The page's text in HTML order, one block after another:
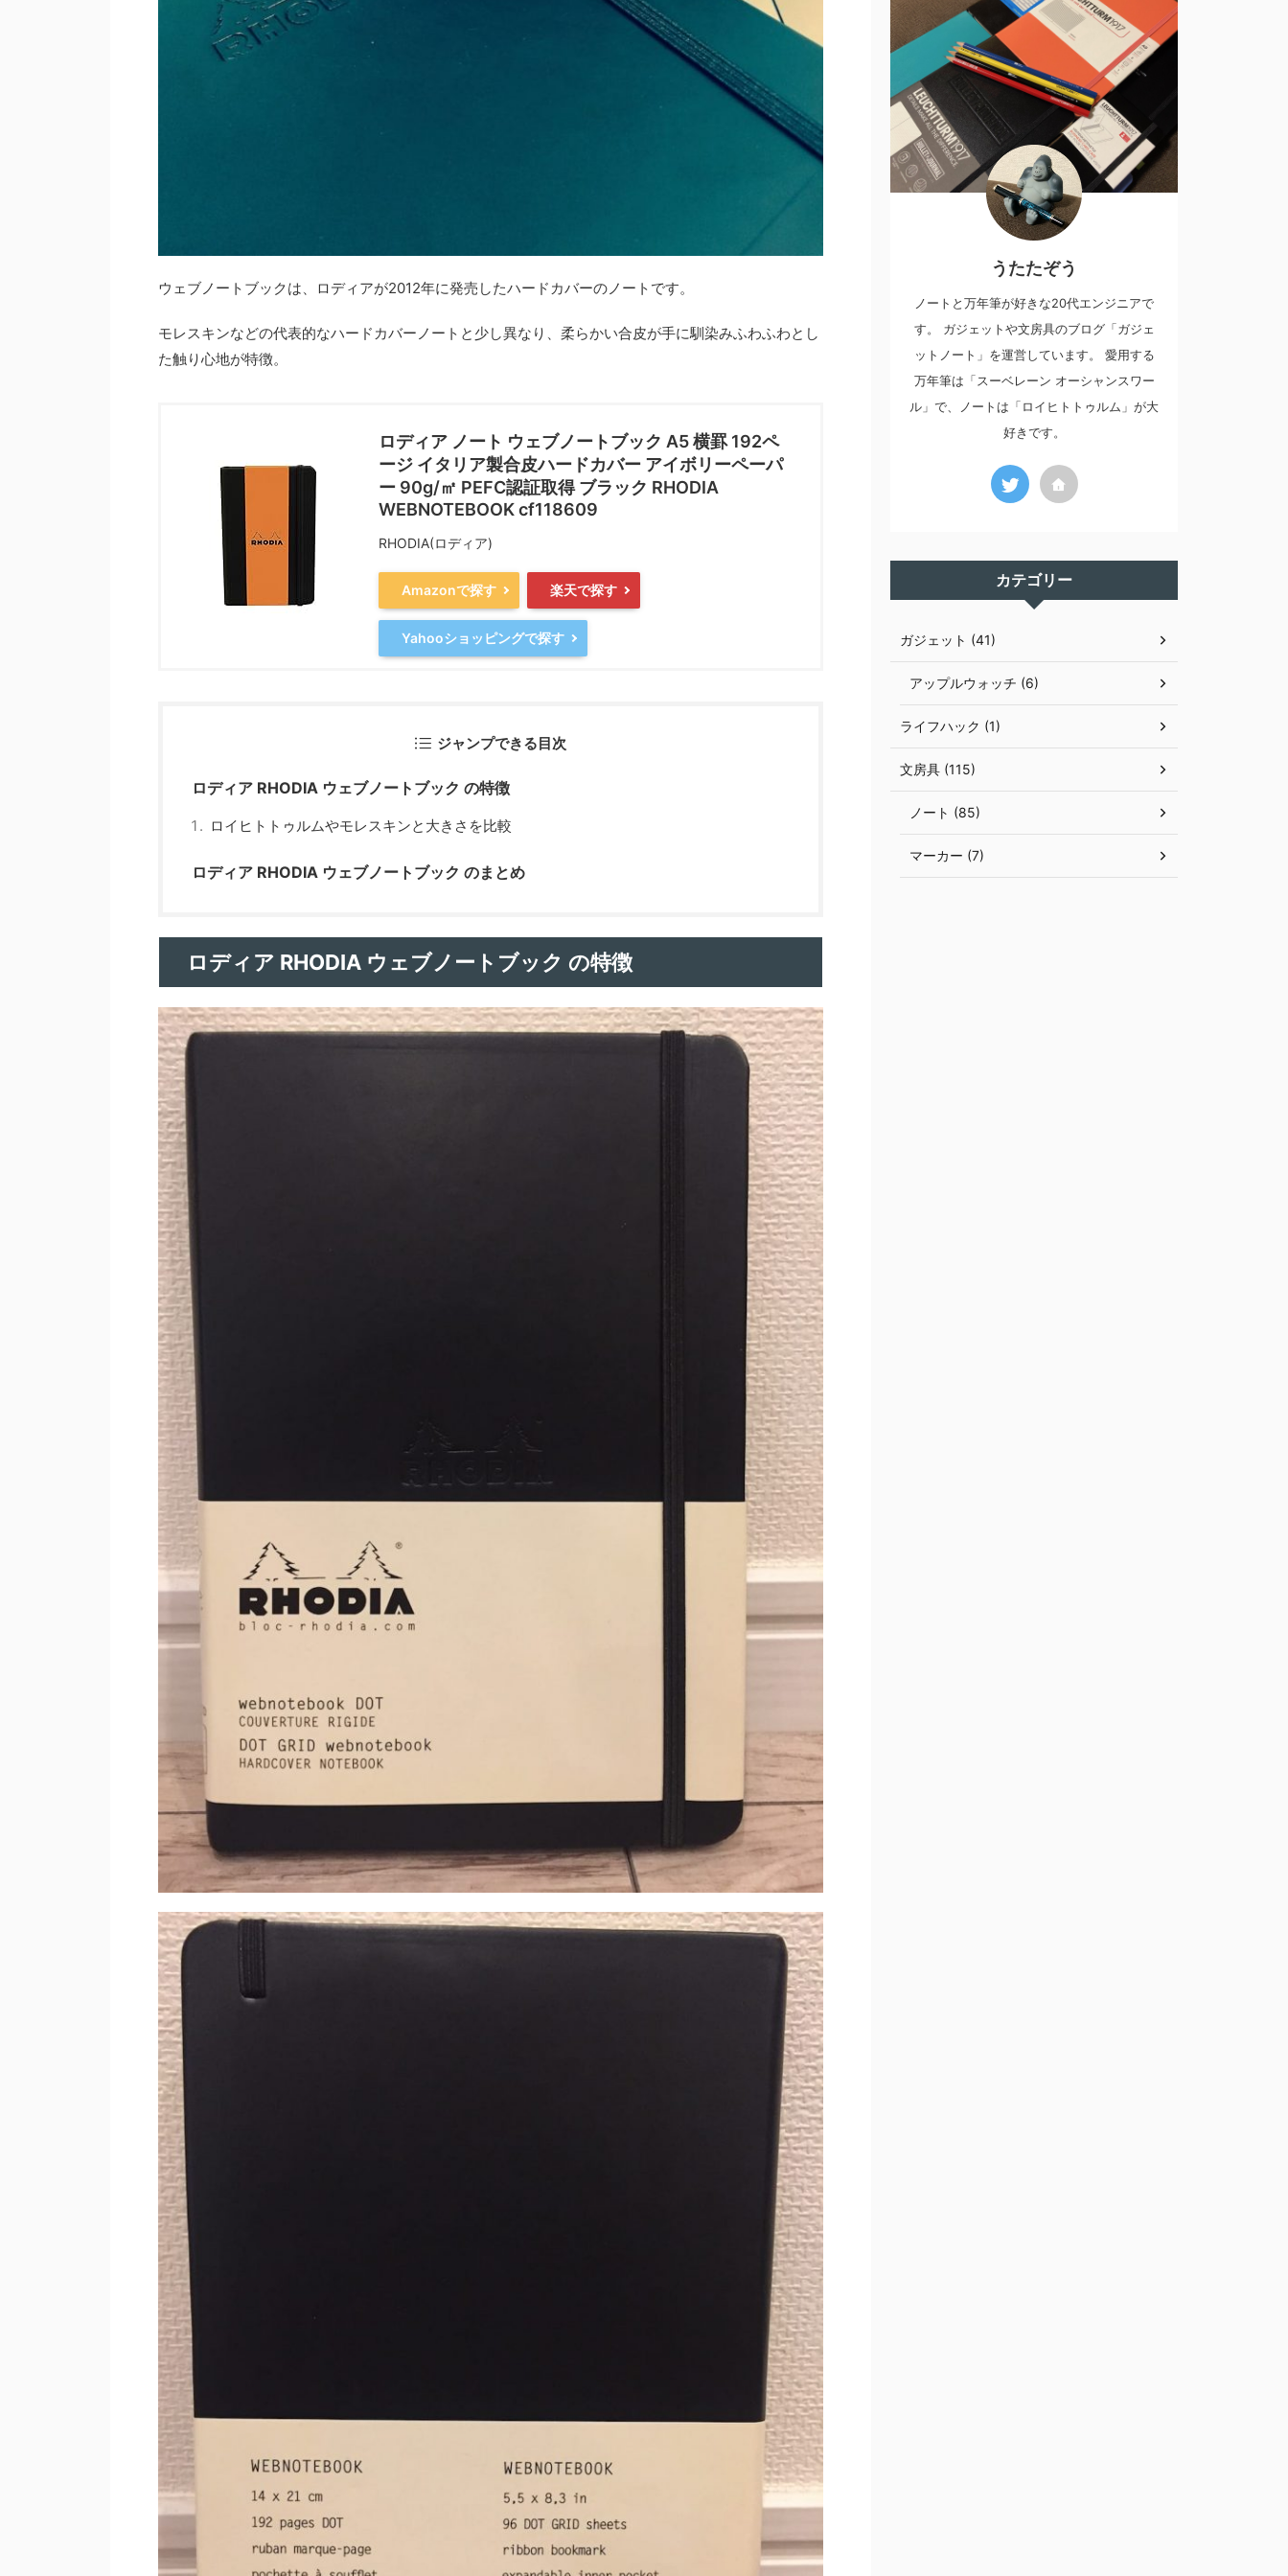
ウェブノートブックは、ロディアが2012年に発売したハードカバーのノートです。
モレスキンなどの代表的なハードカバーノートと少し異なり、柔らかい合皮が手に馴染みふわふわとし
た触り心地が特徴。
ロディア ノート ウェブノートブック A5 横罫 192ペ
ージ イタリア製合皮ハードカバー アイボリーペーパ
ー 90g/㎡ PEFC認証取得 ブラック RHODIA
WEBNOTEBOOK cf118609
RHODIA(ロディア)
Amazonで探す 楽天で探す
Yahooショッピングで探す
ジャンプできる目次
ロディア RHODIA ウェブノートブック の特徴
ロイヒトトゥルムやモレスキンと大きさを比較
ロディア RHODIA ウェブノートブック のまとめ
ロディア RHODIA ウェブノートブック の特徴
うたたぞう
ノートと万年筆が好きな20代エンジニアで
す。 ガジェットや文房具のブログ「ガジェ
ットノート」を運営しています。 愛用する
万年筆は「スーベレーン オーシャンスワー
ル」で、ノートは「ロイヒトトゥルム」が大
好きです。
カテゴリー
ガジェット (41)
アップルウォッチ (6)
ライフハック (1)
文房具 (115)
ノート (85)
マーカー (7)